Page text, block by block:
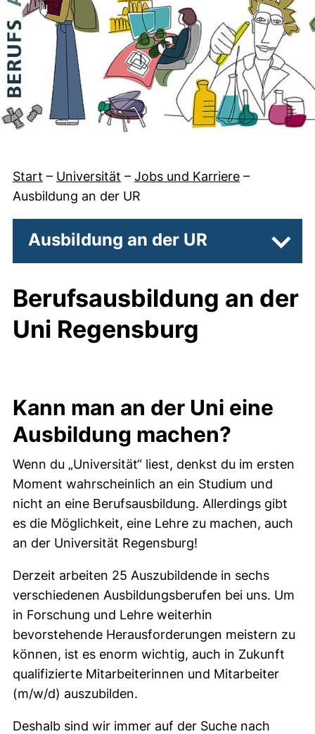
Start – Universität – Jobs und Karriere –
Ausbildung an der UR
Ausbildung an der UR
Berufsausbildung an der
Uni Regensburg
Kann man an der Uni eine
Ausbildung machen?
Wenn du „Universität“ liest, denkst du im ersten
Moment wahrscheinlich an ein Studium und
nicht an eine Berufsausbildung. Allerdings gibt
es die Möglichkeit, eine Lehre zu machen, auch
an der Universität Regensburg!
Derzeit arbeiten 25 Auszubildende in sechs
verschiedenen Ausbildungsberufen bei uns. Um
in Forschung und Lehre weiterhin
bevorstehende Herausforderungen meistern zu
können, ist es enorm wichtig, auch in Zukunft
qualifizierte Mitarbeiterinnen und Mitarbeiter
(m/w/d) auszubilden.
Deshalb sind wir immer auf der Suche nach